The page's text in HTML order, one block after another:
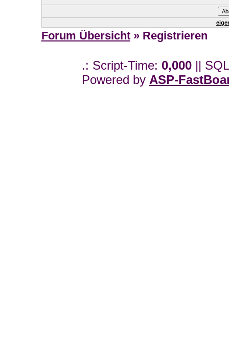
Forum Übersicht» Registrieren
.: Script-Time: 0,000 ||
Powered by ASP-